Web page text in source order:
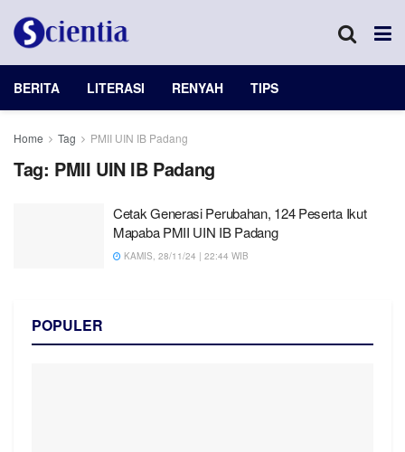
BERITA LITERASI RENYAH TIPS
Home Tag PMII UIN IB Padang
Tag: PMII UIN IB Padang
Cetak Generasi Perubahan, 124 Peserta Ikut
Mapaba PMII UIN IB Padang
KAMIS, 28/11/24 | 22:44 WIB
POPULER